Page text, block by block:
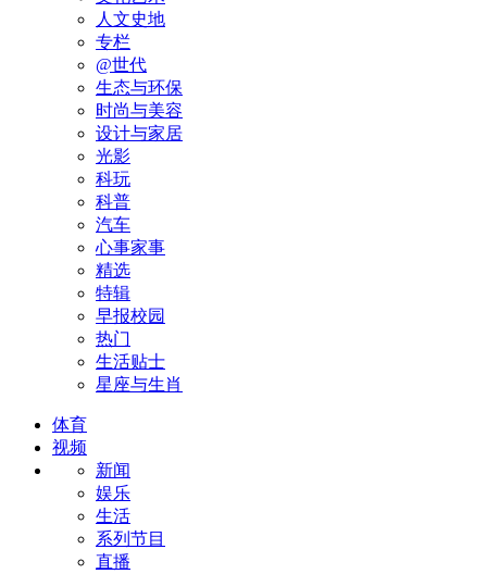
人文史地
专栏
@世代
生态与环保
时尚与美容
设计与家居
光影
科玩
科普
汽车
心事家事
精选
特辑
早报校园
热门
生活贴士
星座与生肖
体育
视频
新闻
娱乐
生活
系列节目
直播